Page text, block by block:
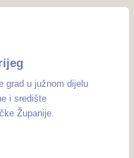
grad u južnom dijelu
i središte
Županije.